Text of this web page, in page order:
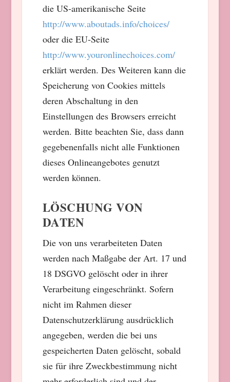
die US-amerikanische Seite
http://www.aboutads.info/choices/
oder die EU-Seite
http://www.youronlinechoices.com/
erklärt werden. Des Weiteren kann die
Speicherung von Cookies mittels
deren Abschaltung in den
Einstellungen des Browsers erreicht
werden. Bitte beachten Sie, dass dann
gegebenenfalls nicht alle Funktionen
dieses Onlineangebotes genutzt
werden können.
LÖSCHUNG VON
DATEN
Die von uns verarbeiteten Daten
werden nach Maßgabe der Art. 17 und
18 DSGVO gelöscht oder in ihrer
Verarbeitung eingeschränkt. Sofern
nicht im Rahmen dieser
Datenschutzerklärung ausdrücklich
angegeben, werden die bei uns
gespeicherten Daten gelöscht, sobald
sie für ihre Zweckbestimmung nicht